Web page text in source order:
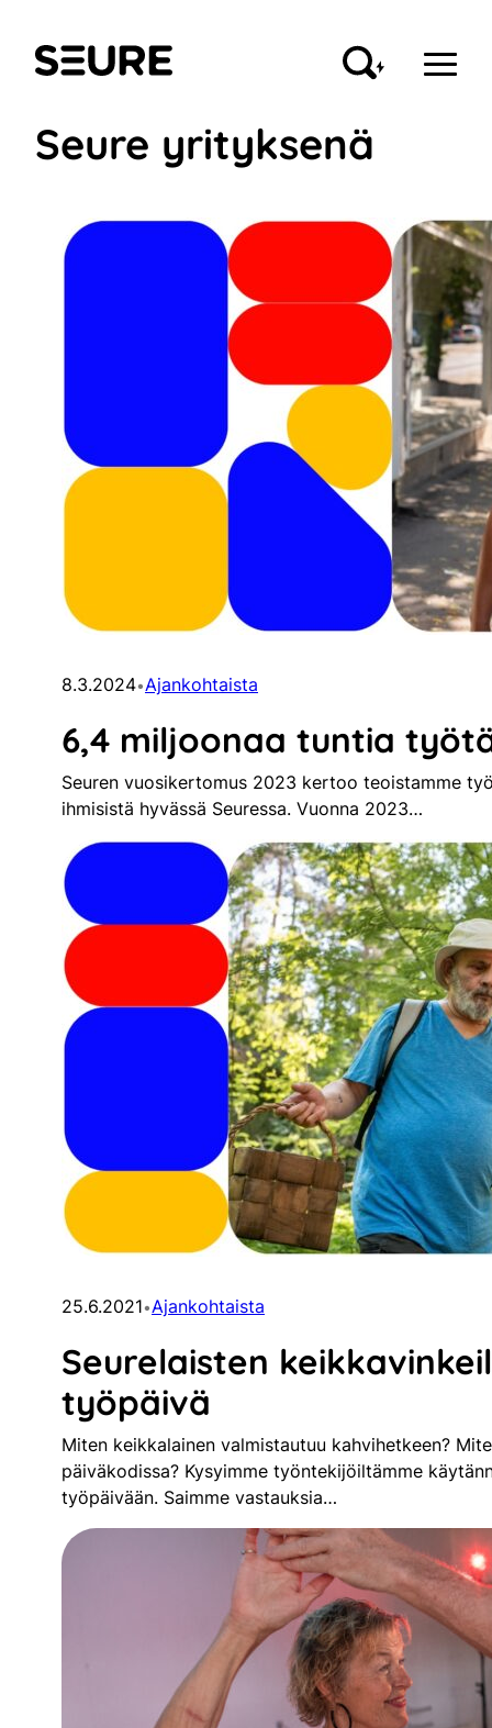
sisältöön
Seure
Seure yrityksenä
8.3.2024•Ajankohtaista
6,4 miljoonaa tuntia
Seuren vuosikertomus 2023 kertoo teoistamme
ihmisistä hyvässä Seuressa. Vuonna 2023…
25.6.2021•Ajankohtaista
Seurelaisten
työpäivä
Miten keikkalainen valmistautuu kahvihetkeen?
päiväkodissa? Kysyimme työntekijöiltämme
työpäivään. Saimme vastauksia…